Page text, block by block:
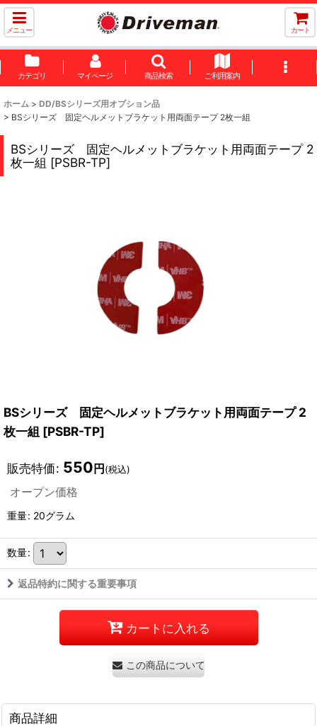
メニュー カート
カテゴリ マイページ 商品検索 ご利用案内
ホーム > DD/BSシリーズ用オプション品
> BSシリーズ 固定ヘルメットブラケット用両面テープ 2枚一組
BSシリーズ 固定ヘルメットブラケット用両面テープ 2
枚一組 [PSBR-TP]
BSシリーズ 固定ヘルメットブラケット用両面テープ 2
枚一組 [PSBR-TP]
販売特価: 550 円 (税込)
オープン価格
重量: 20グラム
数量:
返品特約に関する重要事項
カートに入れる
この商品について問い合わせる
商品詳細